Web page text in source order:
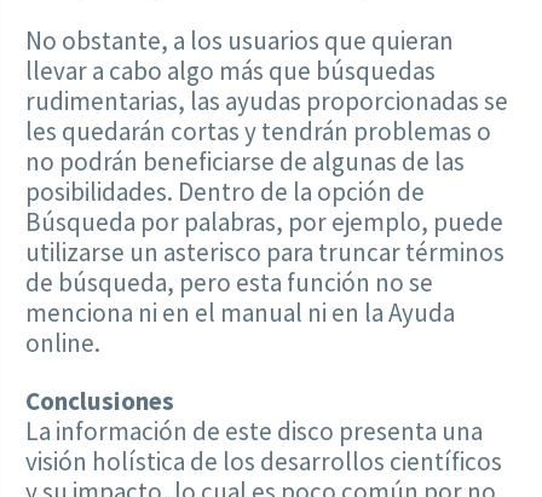
No obstante, a los usuarios que quieran
llevar a cabo algo más que búsquedas
rudimentarias, las ayudas proporcionadas se
les quedarán cortas y tendrán problemas o
no podrán beneficiarse de algunas de las
posibilidades. Dentro de la opción de
Búsqueda por palabras, por ejemplo, puede
utilizarse un asterisco para truncar términos
de búsqueda, pero esta función no se
menciona ni en el manual ni en la Ayuda
online.
Conclusiones
La información de este disco presenta una
visión holística de los desarrollos científicos